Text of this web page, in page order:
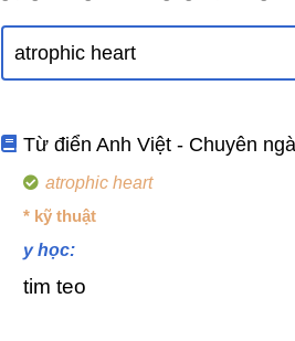
Từ điển Anh Việt - Chuyên
atrophic heart
* kỹ thuật
y học:
tim teo